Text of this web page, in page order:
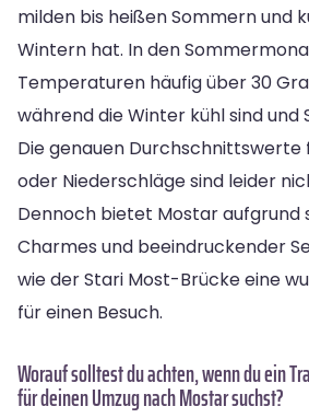
milden bis heißen Sommern und
Wintern hat. In den
Temperaturen häufig über 30
während die Winter kühl sind und
Die genauen
oder Niederschläge sind leider
Dennoch bietet Mostar aufgrund
Charmes und beeindruckender
wie der Stari Most-Brücke eine
für einen Besuch.
Worauf solltest du achten, wenn du ein
für deinen Umzug nach Mostar suchst?